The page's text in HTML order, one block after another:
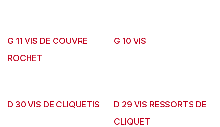
G 11 VIS DE COUVRE
ROCHET
G 10 VIS
D 30 VIS DE CLIQUETIS
D 29 VIS RESSORTS DE
CLIQUET